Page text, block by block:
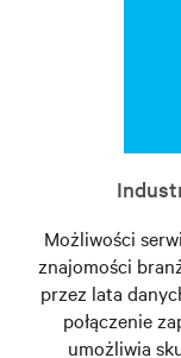
Możliwości
znajomości
przez lata
połączenie
umożliwia